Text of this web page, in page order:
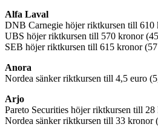
Alfa Laval
DNB Carnegie höjer riktkursen till 610
UBS höjer riktkursen till 570 kronor
SEB höjer riktkursen till 615 kronor
Anora
Nordea sänker riktkursen till 4,5 euro
Arjo
Pareto Securities höjer riktkursen till
Nordea sänker riktkursen till 33 kronor